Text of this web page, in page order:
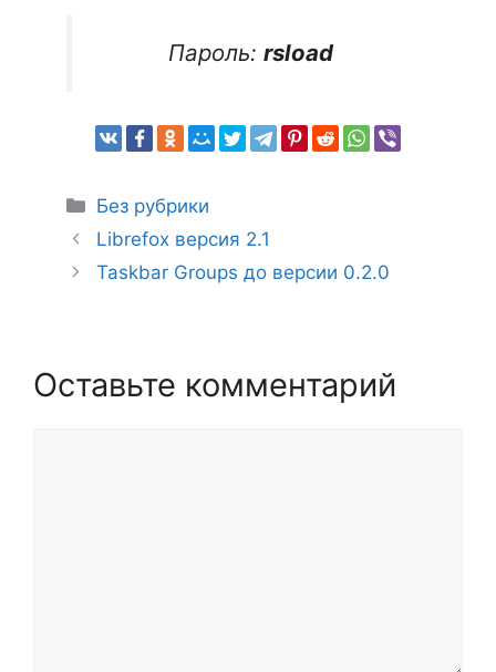
Пароль: rsload
Рубрики
Без рубрики
Librefox версия 2.1
Taskbar Groups до версии 0.2.0
Оставьте комментарий